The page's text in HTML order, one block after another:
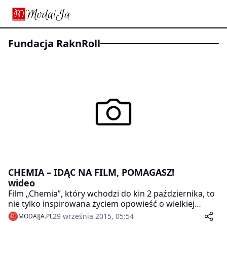
fundacja RaknRoll
CHEMIA – IDĄC NA FILM, POMAGASZ!
wideo
Film „Chemia”, który wchodzi do kin 2 października, to
nie tylko inspirowana życiem opowieść o wielkiej
miłości, ale także szansa, żeby realnie pomóc. Idąc na
film CHEMIA, widz wspiera leczenie kobiet w ciąży
MODAIJA.PL29 września 2015, 05:54